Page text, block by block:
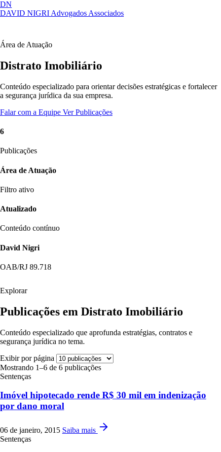
DN
DAVID NIGRI Advogados Associados
Artigos, sentenças, áreas de atuação,
Área de Atuação
Distrato Imobiliário
Conteúdo especializado para orientar decisões estratégicas e fortalecer
a segurança jurídica da sua empresa.
Falar com a Equipe Ver Publicações
6
Publicações
Área de Atuação
Filtro ativo
Atualizado
Conteúdo contínuo
David Nigri
OAB/RJ 89.718
Explorar
Publicações em Distrato Imobiliário
Conteúdo especializado que aprofunda estratégias, contratos e
segurança jurídica no tema.
Exibir por página
Mostrando 1–6 de 6 publicações
Sentenças
Imóvel hipotecado rende R$ 30 mil em indenização
por dano moral
06 de janeiro, 2015 Saiba mais
Sentenças